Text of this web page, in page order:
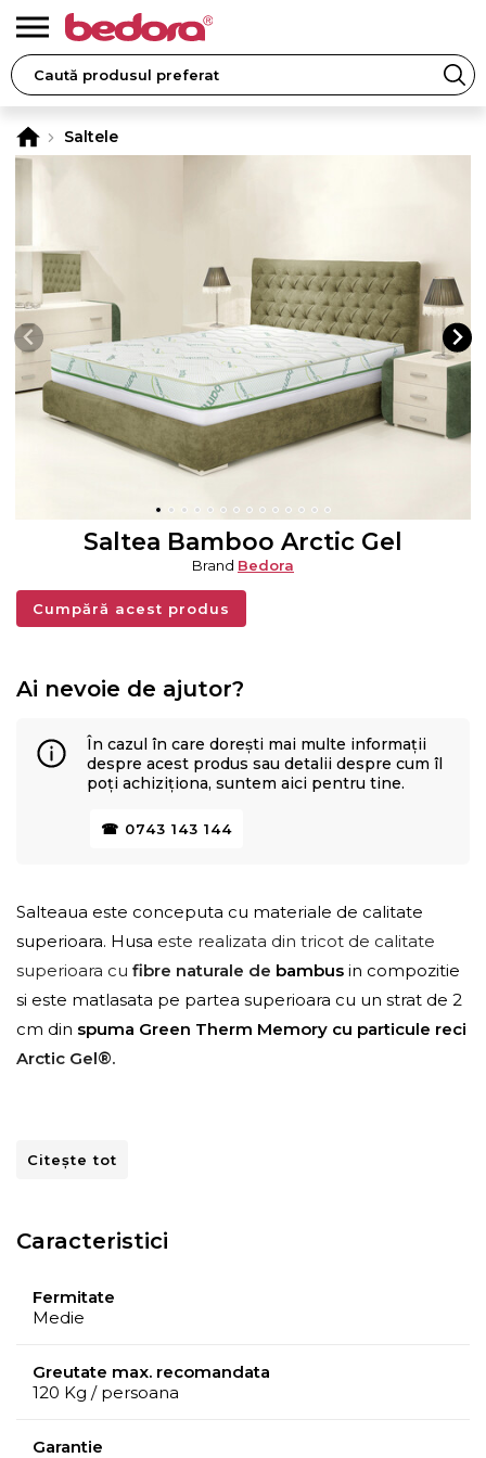
Saltele
Saltea Bamboo Arctic Gel
Brand Bedora
Cumpără acest produs
Ai nevoie de ajutor?
În cazul în care dorești mai multe informații
despre acest produs sau detalii despre cum îl
poți achiziționa, suntem aici pentru tine.
☎ 0743 143 144
Salteaua este conceputa cu materiale de calitate
superioara. Husa este realizata din tricot de calitate
superioara cu fibre naturale de bambus in compozitie
si este matlasata pe partea superioara cu un strat de 2
cm din spuma Green Therm Memory cu particule reci
Arctic Gel®.
Citește tot
Caracteristici
Fermitate
Medie
Greutate max. recomandata
120 Kg / persoana
Garantie